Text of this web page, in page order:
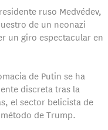
ruso Medvédev,
de un neonazi
un giro espectacular en
de Putin se ha
discreta tras la
el sector belicista de
de Trump.